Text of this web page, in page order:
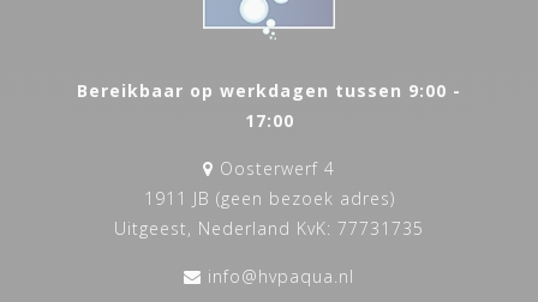
Bereikbaar op werkdagen tussen 9:00 -
17:00
Oosterwerf 4
1911 JB (geen bezoek adres)
Uitgeest, Nederland KvK: 77731735
info@hvpaqua.nl